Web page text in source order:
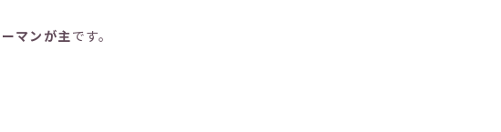
マンが主です。